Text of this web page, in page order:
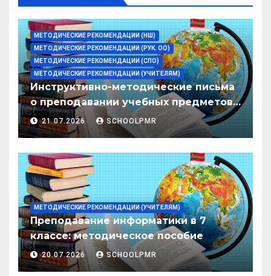
МЕТОДИЧЕСКИЕ РЕКОМЕНДАЦИИ (НШ)
МЕТОДИЧЕСКИЕ РЕКОМЕНДАЦИИ (РУК. ОО)
МЕТОДИЧЕСКИЕ РЕКОМЕНДАЦИИ (СПО)
МЕТОДИЧЕСКИЕ РЕКОМЕНДАЦИИ (УЧИТЕЛЯМ)
Инструктивно-методические письма
о преподавании учебных предметов/
дисциплин в организациях
образования ПМР на 2026/27 уч. год
21.07.2026 SCHOOLPMR
МЕТОДИЧЕСКИЕ РЕКОМЕНДАЦИИ (УЧИТЕЛЯМ)
Преподавание информатики в 7
классе: методическое пособие
20.07.2026 SCHOOLPMR